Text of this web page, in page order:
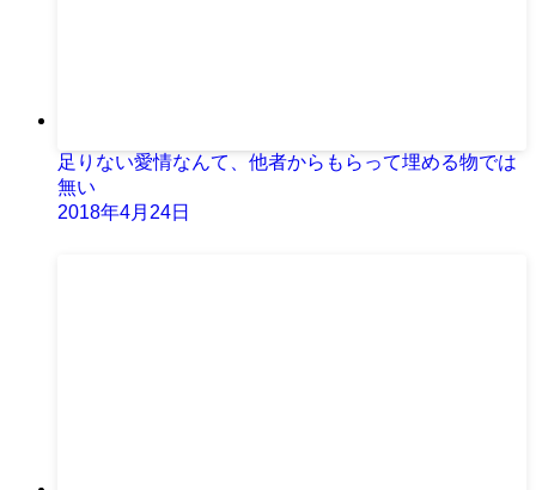
足りない愛情なんて、他者からもらって埋める物では
無い
2018年4月24日